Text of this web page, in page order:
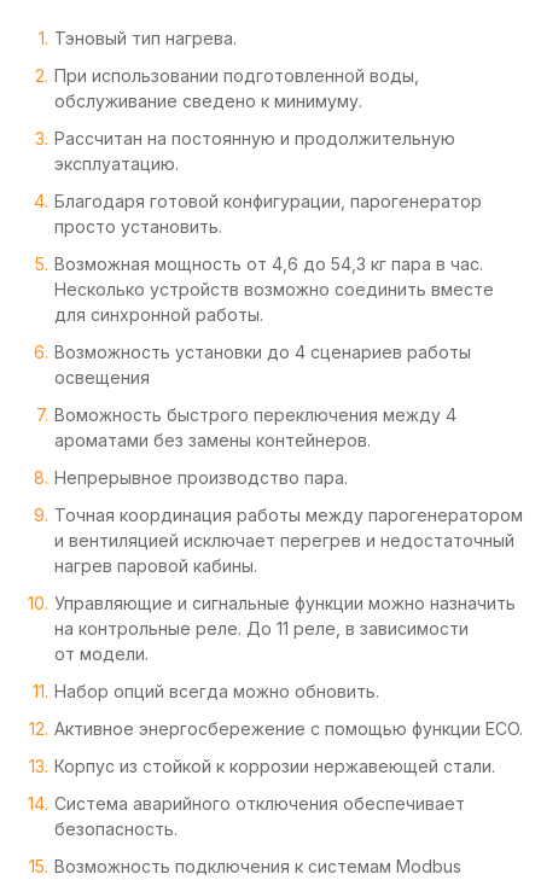
Тэновый тип нагрева.
При использовании подготовленной воды,
обслуживание сведено к минимуму.
Рассчитан на постоянную и продолжительную
эксплуатацию.
Благодаря готовой конфигурации, парогенератор
просто установить.
Возможная мощность от 4,6 до 54,3 кг пара в час.
Несколько устройств возможно соединить вместе
для синхронной работы.
Возможность установки до 4 сценариев работы
освещения
Воможность быстрого переключения между 4
ароматами без замены контейнеров.
Непрерывное производство пара.
Точная координация работы между парогенератором
и вентиляцией исключает перегрев и недостаточный
нагрев паровой кабины.
Управляющие и сигнальные функции можно назначить
на контрольные реле. До 11 реле, в зависимости
от модели.
Набор опций всегда можно обновить.
Активное энергосбережение с помощью функции ECO.
Корпус из стойкой к коррозии нержавеющей стали.
Система аварийного отключения обеспечивает
безопасность.
Возможность подключения к системам Modbus